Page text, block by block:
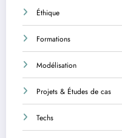
Éthique
Formations
Modélisation
Projets & Études de cas
Techs